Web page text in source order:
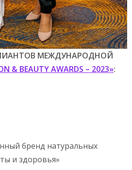
МЕЖДУНАРОДНОЙ
& BEAUTYAWARDS – 2023»:
бренд натуральных
и здоровья»